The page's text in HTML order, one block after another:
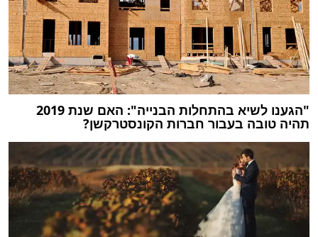
"הגענו לשיא בהתחלות הבנייה": האם שנת 2019
תהיה טובה בעבור חברות הקונסטרקשן?